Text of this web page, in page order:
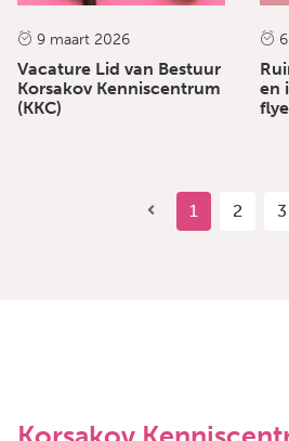
9 maart 2026
Vacature Lid van Bestuur
Korsakov Kenniscentrum
(KKC)
en
1 2 3